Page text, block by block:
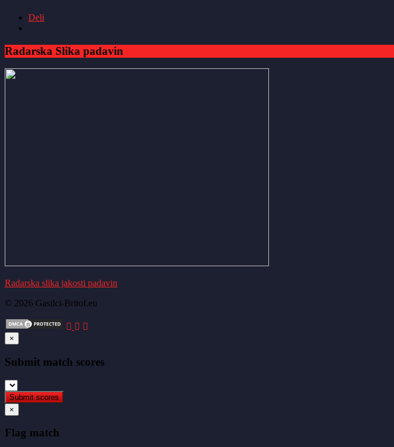
Deli
Radarska Slika padavin
Radarska slika jakosti padavin
© 2026 Gasilci-Britof.eu
×
Submit match scores
×
Flag match